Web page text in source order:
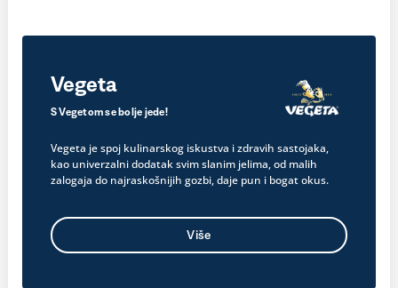
Vegeta
S Vegetom se bolje jede!
Vegeta je spoj kulinarskog iskustva i zdravih sastojaka,
kao univerzalni dodatak svim slanim jelima, od malih
zalogaja do najraskošnijih gozbi, daje pun i bogat okus.
Više